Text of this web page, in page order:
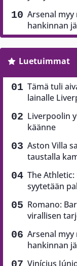
Arsenal myy
hankinnan
Luetuimmat
Tämä tuli
lainalle
Liverpoolin
käänne
Aston Villa
taustalla
The
syytetään
Romano:
virallisen
Arsenal myy
hankinnan
Vinícius